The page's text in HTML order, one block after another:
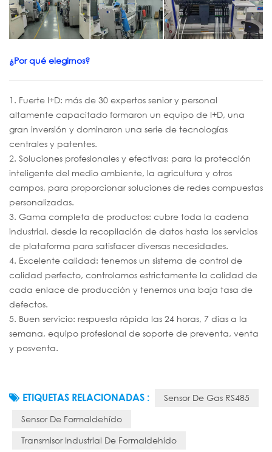
¿Por qué elegirnos?
1. Fuerte I+D: más de 30 expertos senior y personal
altamente capacitado formaron un equipo de I+D, una
gran inversión y dominaron una serie de tecnologías
centrales y patentes.
2. Soluciones profesionales y efectivas: para la protección
inteligente del medio ambiente, la agricultura y otros
campos, para proporcionar soluciones de redes compuestas
personalizadas.
3. Gama completa de productos: cubre toda la cadena
industrial, desde la recopilación de datos hasta los servicios
de plataforma para satisfacer diversas necesidades.
4. Excelente calidad: tenemos un sistema de control de
calidad perfecto, controlamos estrictamente la calidad de
cada enlace de producción y tenemos una baja tasa de
defectos.
5. Buen servicio: respuesta rápida las 24 horas, 7 días a la
semana, equipo profesional de soporte de preventa, venta
y posventa.
ETIQUETAS RELACIONADAS : Sensor De Gas RS485
Sensor De Formaldehído
Transmisor Industrial De Formaldehído